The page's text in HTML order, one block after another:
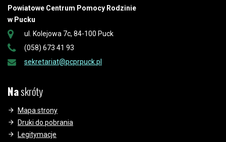
Powiatowe Centrum Pomocy Rodzinie
w Pucku
ul. Kolejowa 7c, 84-100 Puck
(058) 673 41 93
sekretariat@pcprpuck.pl
Naskróty
Mapa strony
Druki do pobrania
Legitymacje